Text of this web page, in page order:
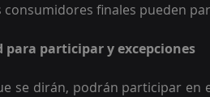
consumidores finales pueden
participar y excepciones
se dirán, podrán participar